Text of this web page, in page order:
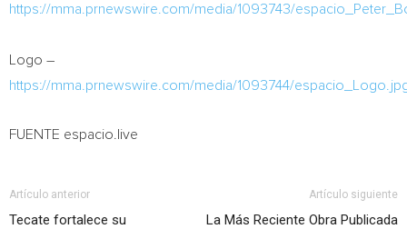
https://mma.prnewswire.com/media/1093743/
Logo –
https://mma.prnewswire.com/media/1093744/
FUENTE espacio.live
Artículo anterior
Tecate fortalece su
Artículo siguiente
La Más Reciente Obra Publicada